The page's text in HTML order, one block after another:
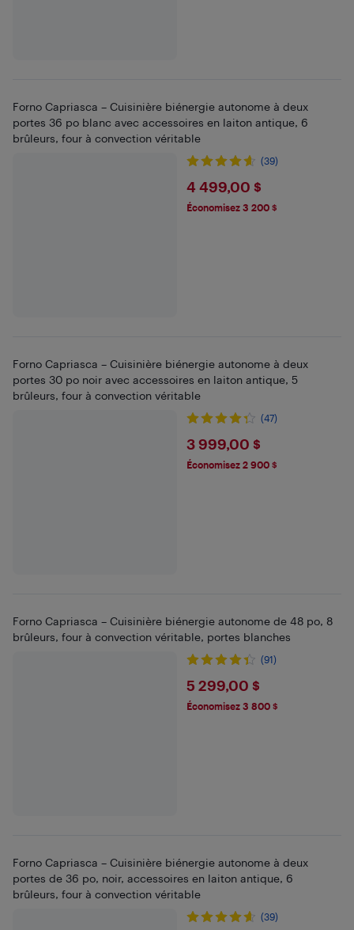
Forno Capriasca – Cuisinière biénergie autonome à deux
portes 36 po blanc avec accessoires en laiton antique, 6
brûleurs, four à convection véritable
(39)
$4499
4 499,00 $
Économisez 3 200 $
Forno Capriasca – Cuisinière biénergie autonome à deux
portes 30 po noir avec accessoires en laiton antique, 5
brûleurs, four à convection véritable
(47)
$3999
3 999,00 $
Économisez 2 900 $
Forno Capriasca – Cuisinière biénergie autonome de 48 po, 8
brûleurs, four à convection véritable, portes blanches
(91)
$5299
5 299,00 $
Économisez 3 800 $
Forno Capriasca – Cuisinière biénergie autonome à deux
portes de 36 po, noir, accessoires en laiton antique, 6
brûleurs, four à convection véritable
(39)